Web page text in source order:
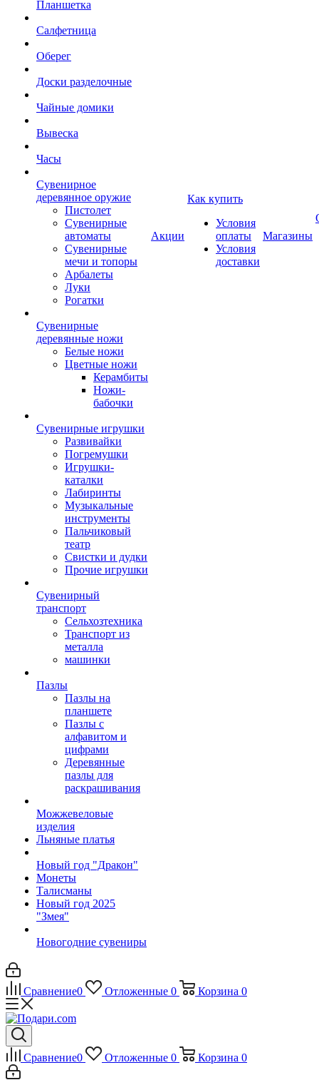
Планшетка
Салфетница
Оберег
Доски разделочные
Чайные домики
Вывеска
Часы
Сувенирное
деревянное оружие
Пистолет
Сувенирные
автоматы
Сувенирные
мечи и топоры
Арбалеты
Луки
Рогатки
Сувенирные
деревянные ножи
Белые ножи
Цветные ножи
Керамбиты
Ножи-
бабочки
Сувенирные игрушки
Развивайки
Погремушки
Игрушки-
каталки
Лабиринты
Музыкальные
инструменты
Пальчиковый
театр
Свистки и дудки
Прочие игрушки
Сувенирный
транспорт
Сельхозтехника
Транспорт из
металла
машинки
Пазлы
Пазлы на
планшете
Пазлы с
алфавитом и
цифрами
Деревянные
пазлы для
раскрашивания
Можжевеловые
изделия
Льняные платья
Новый год "Дракон"
Монеты
Талисманы
Новый год 2025
"Змея"
Новогодние сувениры
Акции
Как купить
Условия
оплаты
Условия
доставки
Магазины
Сравнение0 Отложенные 0 Корзина 0
Сравнение0 Отложенные 0 Корзина 0